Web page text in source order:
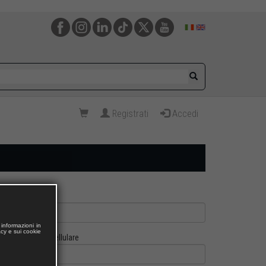
Registrati Accedi
Cellulare
in
e sui cookie